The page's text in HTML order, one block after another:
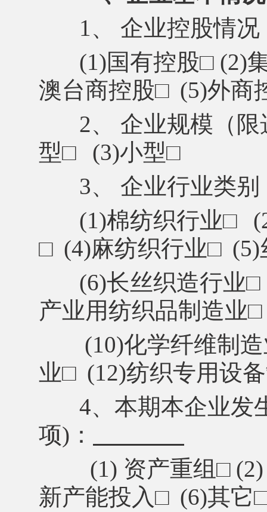
1、 企业控股情
(1)国有控股□ (2)
澳台商控股□ (5)外商
2、 企业规模（
型□ (3)小型□
3、 企业行业类
(1)棉纺织行业□
□ (4)麻纺织行业□ (5)
(6)长丝织造行业□
产业用纺织品制造业□
(10)化学纤维制
业□ (12)纺织专用设
4、本期本企业发
项)：
(1) 资产重组□
新产能投入□ (6)其它